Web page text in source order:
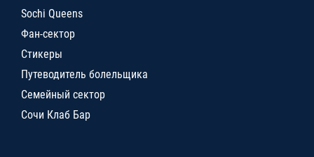
Sochi Queens
Фан-сектор
Стикеры
Путеводитель болельщика
Семейный сектор
Сочи Клаб Бар